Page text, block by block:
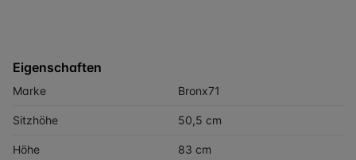
Eigenschaften
Marke Bronx71
Sitzhöhe 50,5 cm
Höhe 83 cm